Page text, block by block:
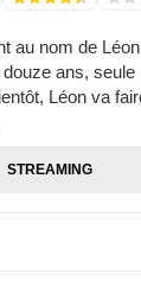
au nom de
ans,
Léon va
STREAMING